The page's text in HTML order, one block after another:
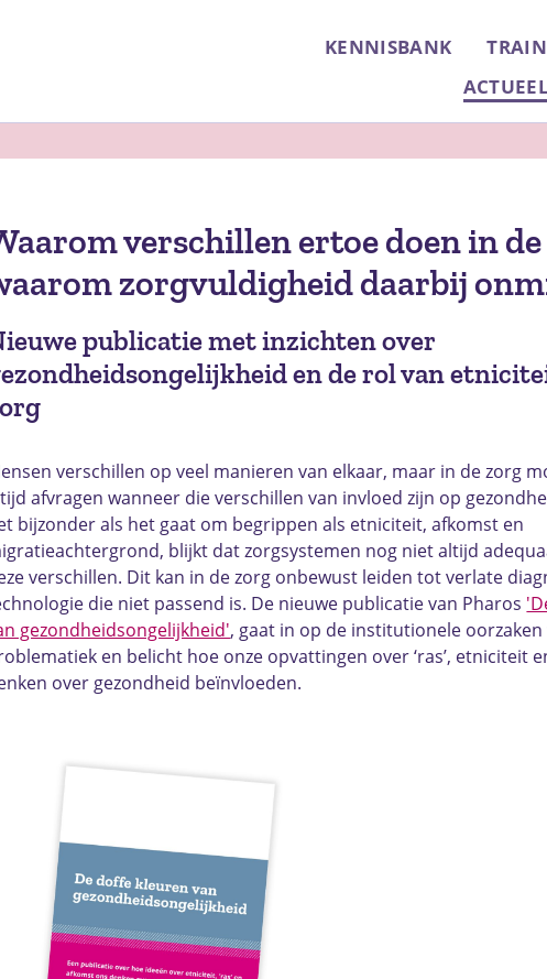
KENNISBANK
ACTUEEL
verschillen ertoe doen in
zorgvuldigheid daarbij
publicatie met inzichten over
en de rol van
verschillen op veel manieren van elkaar, maar in de zorg
afvragen wanneer die verschillen van invloed zijn op
bijzonder als het gaat om begrippen als etniciteit, afkomst en
blijkt dat zorgsystemen nog niet altijd
verschillen. Dit kan in de zorg onbewust leiden tot verlate
die niet passend is. De nieuwe publicatie van Pharos
gezondheidsongelijkheid', gaat in op de institutionele oorzaken
en belicht hoe onze opvattingen over ‘ras’, etniciteit
over gezondheid beïnvloeden.